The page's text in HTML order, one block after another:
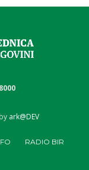
ark@DEV
RADIO BIR